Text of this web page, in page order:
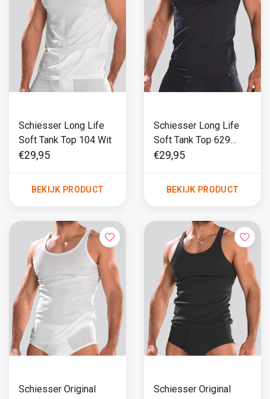
Schiesser Long Life
Soft Tank Top 104 Wit
€29,95
BEKIJK PRODUCT
Schiesser Long Life
Soft Tank Top 629
Marine
€29,95
BEKIJK PRODUCT
Schiesser Original
Schiesser Original